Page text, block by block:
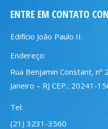
ENTRE EM CONTATO
Edifício João Paulo II:
Endereço:
Rua Benjamin Constant, nº
Janeiro – RJ CEP.: 20241-
Tel:
(21) 3231-3560